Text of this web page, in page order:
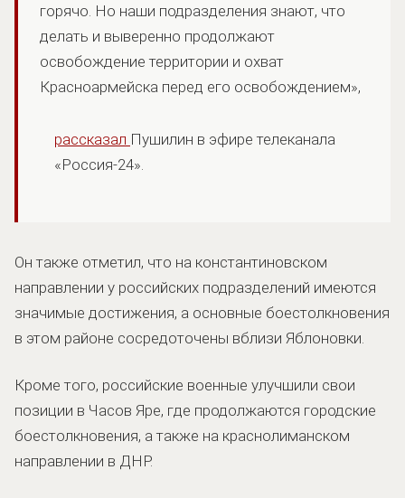
горячо. Но наши подразделения знают, что
делать и выверенно продолжают
освобождение территории и охват
Красноармейска перед его освобождением»,
рассказал Пушилин в эфире телеканала
«Россия-24».
Он также отметил, что на константиновском
направлении у российских подразделений имеются
значимые достижения, а основные боестолкновения
в этом районе сосредоточены вблизи Яблоновки.
Кроме того, российские военные улучшили свои
позиции в Часов Яре, где продолжаются городские
боестолкновения, а также на краснолиманском
направлении в ДНР.